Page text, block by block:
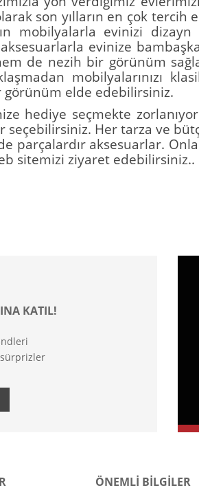
son yılların en çok
mobilyalarla evinizi
evinize
de nezih bir görünüm
mobilyalarınızı
görünüm elde edebilirsiniz.
hediye seçmekte
seçebilirsiniz. Her tarza ve
parçalardır aksesuarlar.
sitemizi ziyaret edebilirsiniz..
KATIL!
ÖNEMLİ BİLGİLER